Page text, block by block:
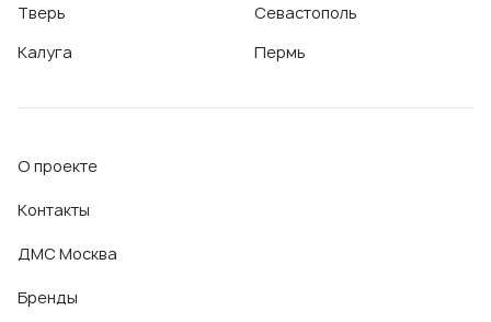
Тверь
Калуга
Севастополь
Пермь
О проекте
Контакты
ДМС Москва
Бренды